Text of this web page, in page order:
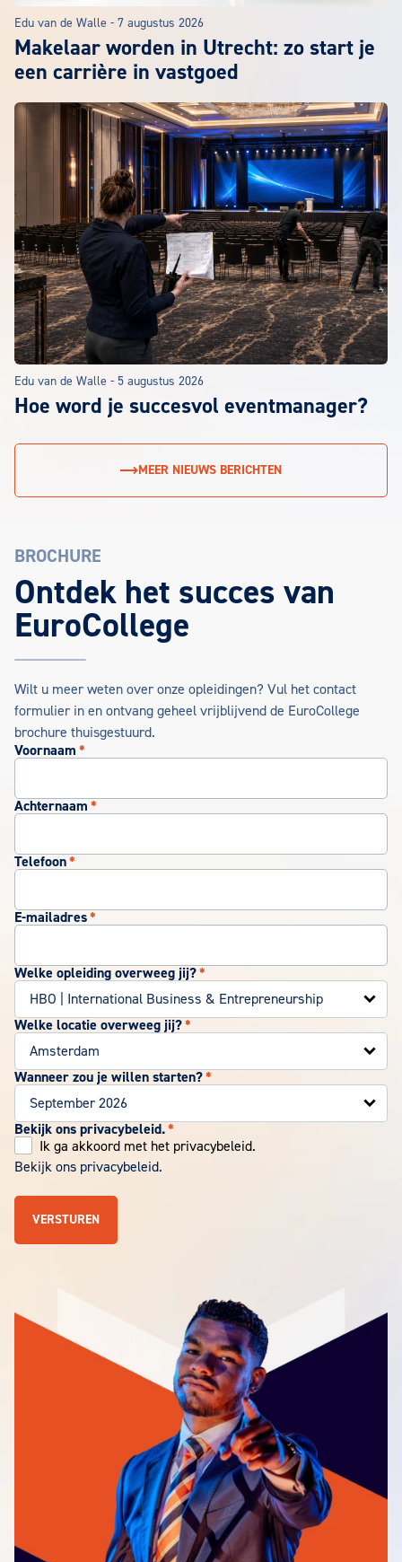
Edu van de Walle - 7 augustus 2026
Makelaar worden in Utrecht: zo start je
een carrière in vastgoed
Edu van de Walle - 5 augustus 2026
Hoe word je succesvol eventmanager?
MEER NIEUWS BERICHTEN
EuroCollege Brochure aanvragen
BROCHURE
Ontdek het succes van
EuroCollege
Wilt u meer weten over onze opleidingen? Vul het contact
formulier in en ontvang geheel vrijblijvend de EuroCollege
brochure thuisgestuurd.
Voornaam *
Achternaam *
Telefoon*
E-mailadres*
Welke opleiding overweeg jij?*
Welke locatie overweeg jij?*
Wanneer zou je willen starten?*
Bekijk ons privacybeleid.*
Ik ga akkoord met het privacybeleid.
Bekijk ons privacybeleid.